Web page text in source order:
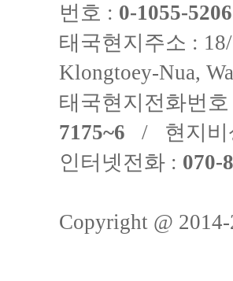
번호 : 0-1055-
태국현지주소 :
Klongtoey-Nua,
태국현지전화번
7175~6 / 현지비
인터넷전화 : 070-
Copyright @